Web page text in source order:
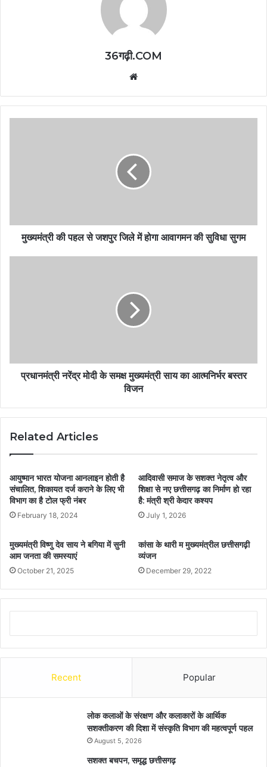
36गढ़ी.COM
मुख्यमंत्री की पहल से जशपुर जिले में होगा आवागमन की सुविधा सुगम
प्रधानमंत्री नरेंद्र मोदी के समक्ष मुख्यमंत्री साय का आत्मनिर्भर बस्तर
विजन
Related Articles
आयुष्मान भारत योजना आनलाइन होती है
संचालित, शिकायत दर्ज कराने के लिए भी
विभाग का है टोल फ्री नंबर
February 18, 2024
आदिवासी समाज के सशक्त नेतृत्व और
शिक्षा से नए छत्तीसगढ़ का निर्माण हो रहा
है: मंत्री श्री केदार कश्यप
July 1, 2026
मुख्यमंत्री विष्णु देव साय ने बगिया में सुनी
आम जनता की समस्याएं
October 21, 2025
कांसा के थारी म मुख्यमंत्रील छत्तीसगढ़ी
व्यंजन
December 29, 2022
Recent Popular
लोक कलाओं के संरक्षण और कलाकारों के आर्थिक
सशक्तीकरण की दिशा में संस्कृति विभाग की महत्वपूर्ण पहल
August 5, 2026
सशक्त बचपन, समृद्ध छत्तीसगढ़